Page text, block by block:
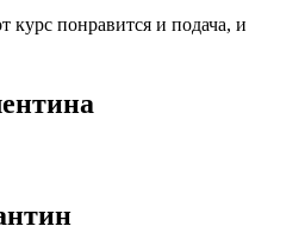
курс понравится и подача, и